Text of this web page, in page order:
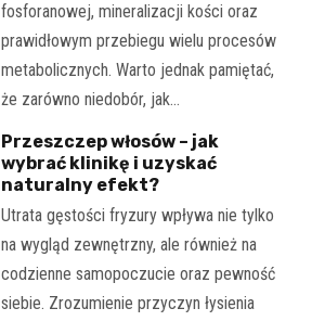
fosforanowej, mineralizacji kości oraz
prawidłowym przebiegu wielu procesów
metabolicznych. Warto jednak pamiętać,
że zarówno niedobór, jak…
Przeszczep włosów – jak
wybrać klinikę i uzyskać
naturalny efekt?
Utrata gęstości fryzury wpływa nie tylko
na wygląd zewnętrzny, ale również na
codzienne samopoczucie oraz pewność
siebie. Zrozumienie przyczyn łysienia